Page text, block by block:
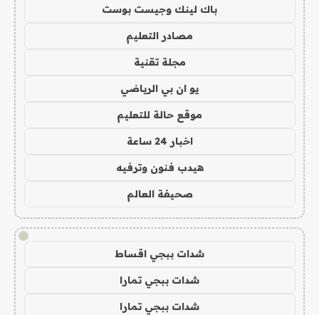
باك لينك وجيست بوست
مصادر التعليم
مجلة تقنية
يو ان بي الرياضي
موقع حالة للتعليم
اخبار 24 ساعة
هيدب فنون وترفيه
صحيفة العالم
!
شدات ببجي اقساط
شدات ببجي تمارا
شدات ببجي تمارا